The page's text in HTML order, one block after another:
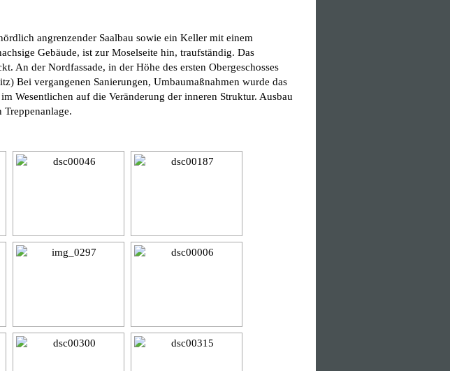
angrenzender Saalbau sowie ein Keller mit einem
Gebäude, ist zur Moselseite hin, traufständig. Das
An der Nordfassade, in der Höhe des ersten Obergeschosses
Bei vergangenen Sanierungen, Umbaumaßnahmen wurde das
Wesentlichen auf die Veränderung der inneren Struktur. Ausbau
Treppenanlage.